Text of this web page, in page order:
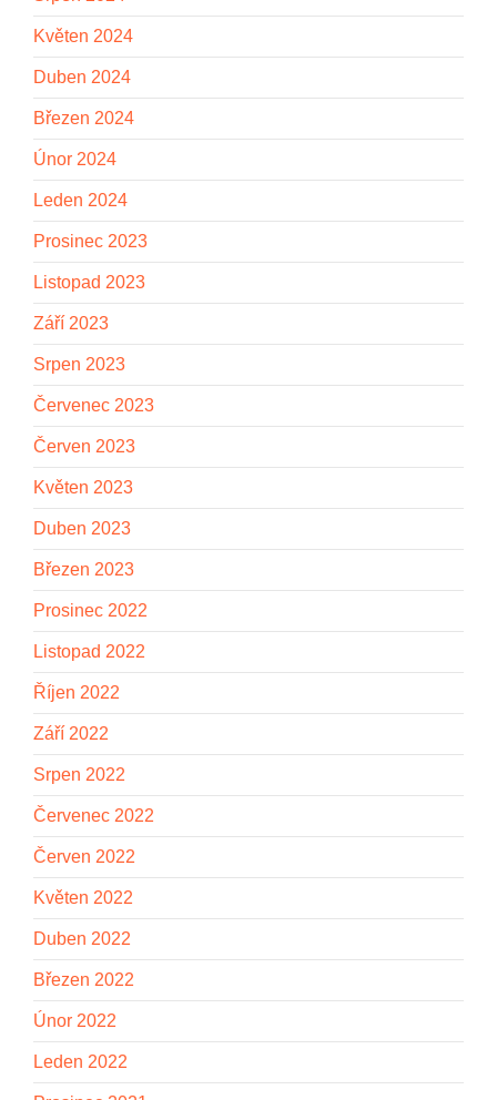
Květen 2024
Duben 2024
Březen 2024
Únor 2024
Leden 2024
Prosinec 2023
Listopad 2023
Září 2023
Srpen 2023
Červenec 2023
Červen 2023
Květen 2023
Duben 2023
Březen 2023
Prosinec 2022
Listopad 2022
Říjen 2022
Září 2022
Srpen 2022
Červenec 2022
Červen 2022
Květen 2022
Duben 2022
Březen 2022
Únor 2022
Leden 2022